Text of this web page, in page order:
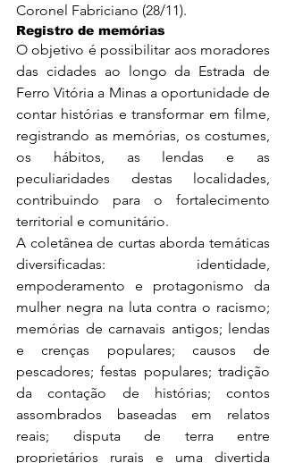
Coronel Fabriciano (28/11).
Registro de memórias
O objetivo é possibilitar aos moradores
das cidades ao longo da Estrada de
Ferro Vitória a Minas a oportunidade de
contar histórias e transformar em filme,
registrando as memórias, os costumes,
os hábitos, as lendas e as
peculiaridades destas localidades,
contribuindo para o fortalecimento
territorial e comunitário.
A coletânea de curtas aborda temáticas
diversificadas: identidade,
empoderamento e protagonismo da
mulher negra na luta contra o racismo;
memórias de carnavais antigos; lendas
e crenças populares; causos de
pescadores; festas populares; tradição
da contação de histórias; contos
assombrados baseadas em relatos
reais; disputa de terra entre
proprietários rurais e uma divertida